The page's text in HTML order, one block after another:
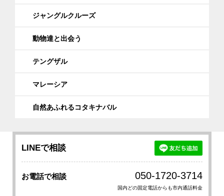
ジャングルクルーズ
動物達と出会う
テングザル
マレーシア
自然あふれるコタキナバル
LINEで相談
お電話で相談 050-1720-3714
国内どの固定電話からも市内通話料金